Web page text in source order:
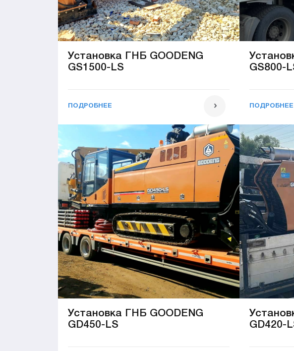
Установка ГНБ GOODENG
GS1500-LS
ПОДРОБНЕЕ
GS800-
ПОДРОБНЕЕ
Установка ГНБ GOODENG
GD450-LS
GD420-